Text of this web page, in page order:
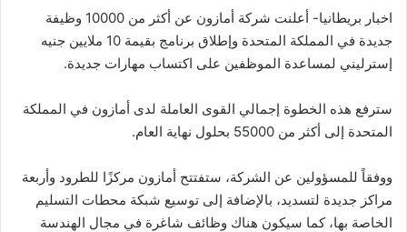
اخبار بريطانيا- أعلنت شركة أمازون عن أكثر من 10000 وظيفة
جديدة في المملكة المتحدة وإطلاق برنامج بقيمة 10 ملايين جنيه
إسترليني لمساعدة الموظفين على اكتساب مهارات جديدة.
سترفع هذه الخطوة إجمالي القوى العاملة لدى أمازون في المملكة
المتحدة إلى أكثر من 55000 بحلول نهاية العام.
ووفقاً للمسؤولين عن الشركة، ستفتتح أمازون مركزًا للطرود وأربعة
مراكز جديدة لتسديد، بالإضافة إلى توسيع شبكة محطات التسليم
الخاصة بها، كما سيكون هناك وظائف شاغرة في مجال الهندسة